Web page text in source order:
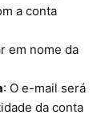
a conta
em nome da
: O e-mail será
da conta